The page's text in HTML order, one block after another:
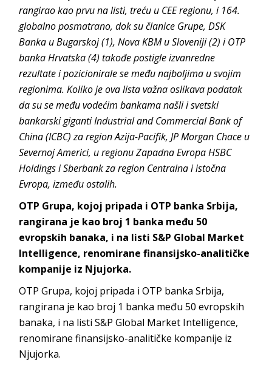
rangirao kao prvu na listi, treću u CEE regionu, i 164.
globalno posmatrano, dok su članice Grupe, DSK
Banka u Bugarskoj (1), Nova KBM u Sloveniji (2) i OTP
banka Hrvatska (4) takođe postigle izvanredne
rezultate i pozicionirale se među najboljima u svojim
regionima. Koliko je ova lista važna oslikava podatak
da su se među vodećim bankama našli i svetski
bankarski giganti Industrial and Commercial Bank of
China (ICBC) za region Azija-Pacifik, JP Morgan Chace u
Severnoj Americi, u regionu Zapadna Evropa HSBC
Holdings i Sberbank za region Centralna i istočna
Evropa, između ostalih.
OTP Grupa, kojoj pripada i OTP banka Srbija,
rangirana je kao broj 1 banka među 50
evropskih banaka, i na listi S&P Global Market
Intelligence, renomirane finansijsko-analitičke
kompanije iz Njujorka.
OTP Grupa, kojoj pripada i OTP banka Srbija,
rangirana je kao broj 1 banka među 50 evropskih
banaka, i na listi S&P Global Market Intelligence,
renomirane finansijsko-analitičke kompanije iz
Njujorka.